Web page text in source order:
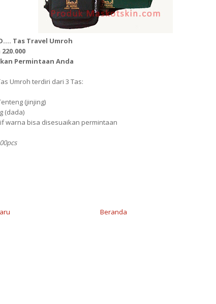
Tas Travel Umroh
Permintaan Anda
Umroh terdiri dari 3 Tas:
(jinjing)
(dada)
warna bisa disesuaikan permintaan
Beranda